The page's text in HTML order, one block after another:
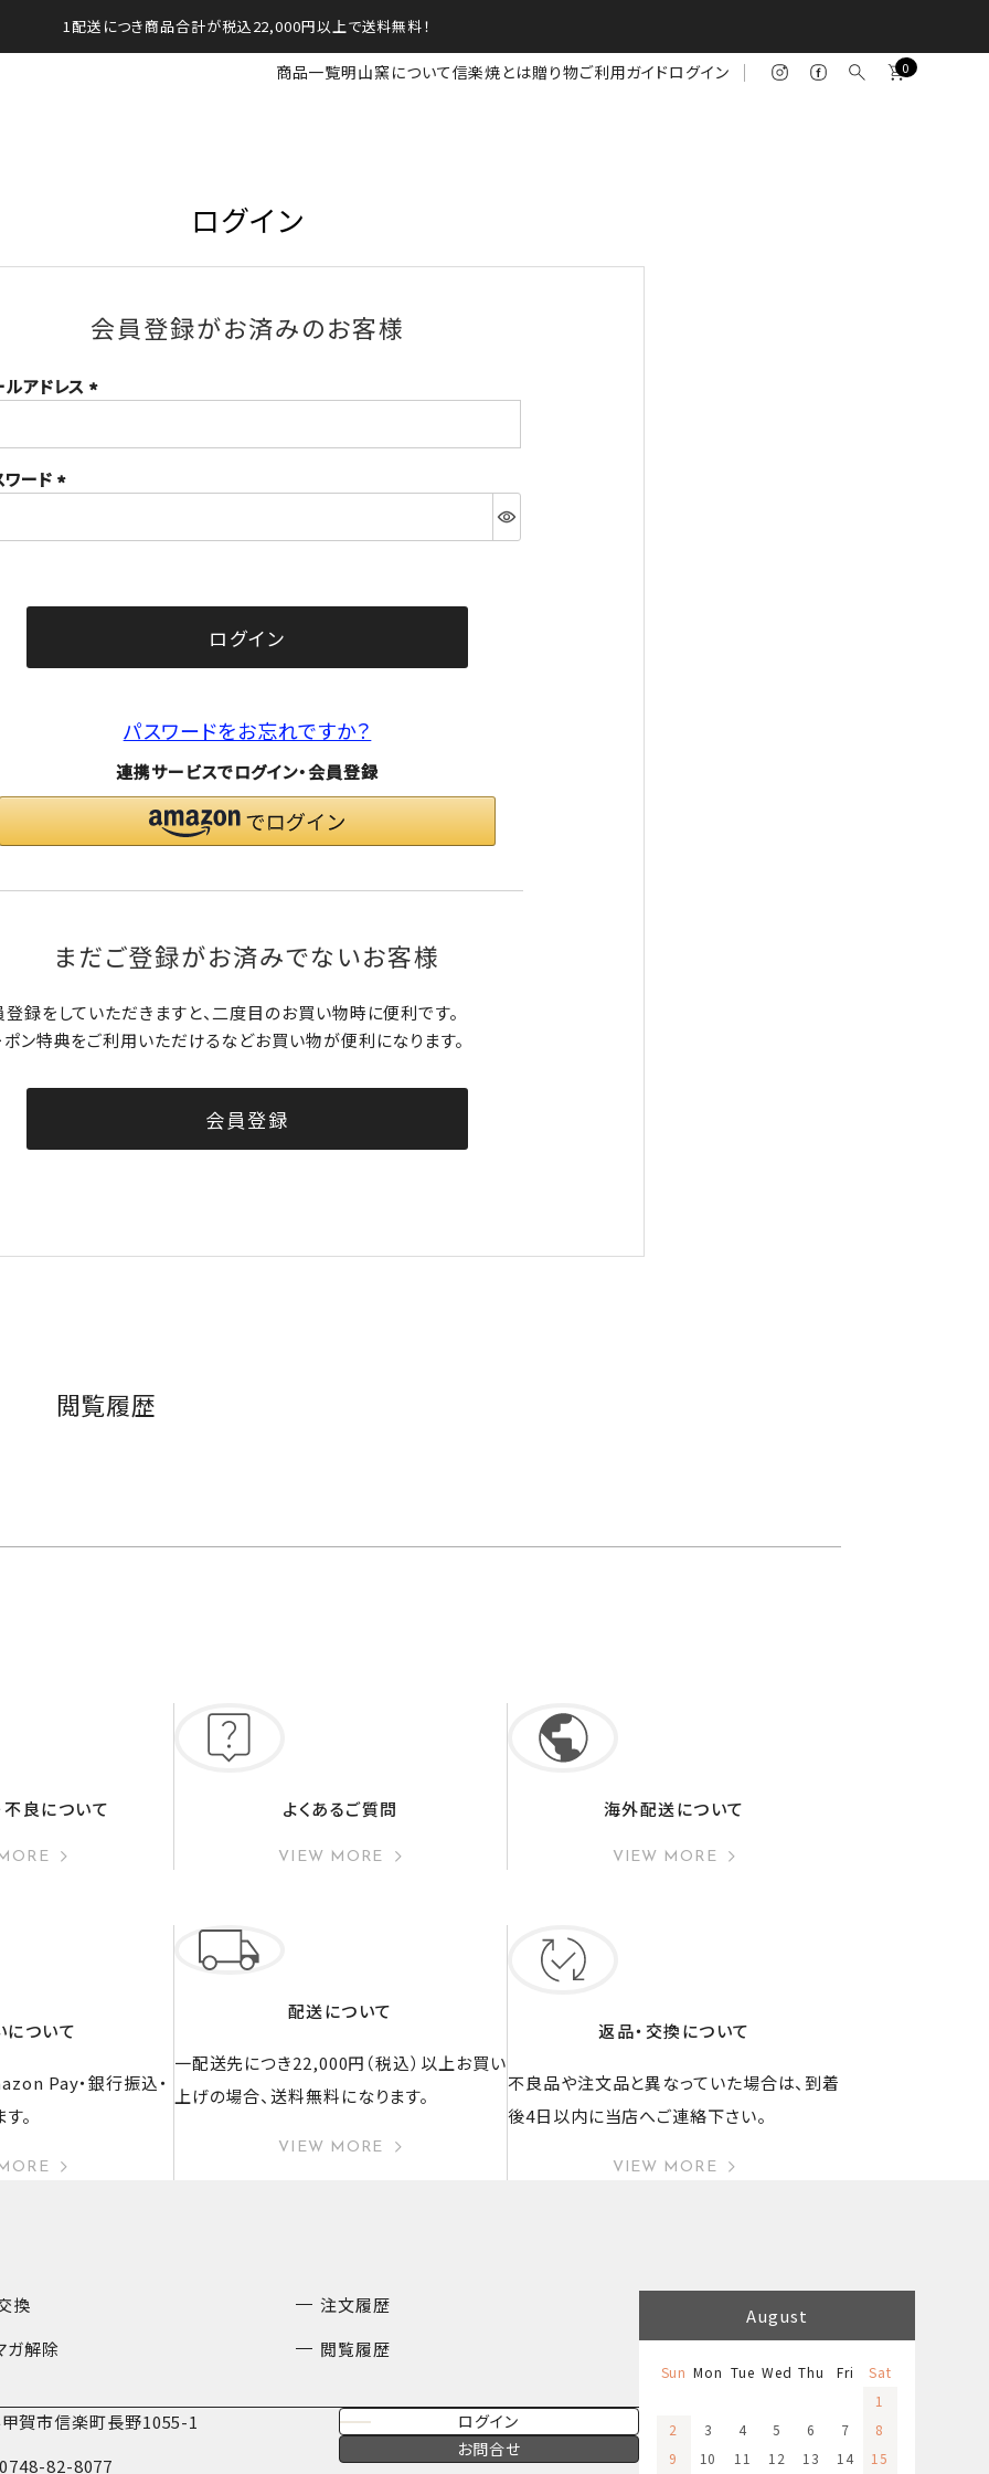
1配送につき商品合計が税込22,000円以上で送料無料！
商品一覧明山窯について信楽焼とは贈り物ご利用ガイドログイン 0
ログイン
会員登録がお済みのお客様
ルアドレス
須)
ワード
須)
ログイン
パスワードをお忘れですか？
連携サービスでログイン・会員登録
まだご登録がお済みでないお客様
録をしていただきますと、二度目のお買い物時に便利です。
ン特典をご利用いただけるなどお買い物が便利になります。
会員登録
閲覧履歴
良について よくあるご質問
VIEW MORE
海外配送について
VIEW MORE
について
Pay・銀行振込・
。
配送について
一配送先につき22,000円（税込）以上お買い
上げの場合、送料無料になります。
VIEW MORE
返品・交換について
不良品や注文品と異なっていた場合は、到着
後4日以内に当店へご連絡下さい。
VIEW MORE
換
注文履歴
ガ解除
閲覧履歴
賀市信楽町長野1055-1
0748-82-8077
ログイン
お問合せ
August
Sun Mon Tue Wed Thu Fri
Sat
1
2
3 4 5 6 7
8
9
10 11 12 13 14 15